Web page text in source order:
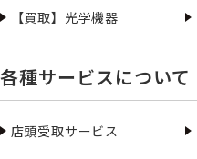
【買取】光学機器
各種サービスについて
店頭受取サービス